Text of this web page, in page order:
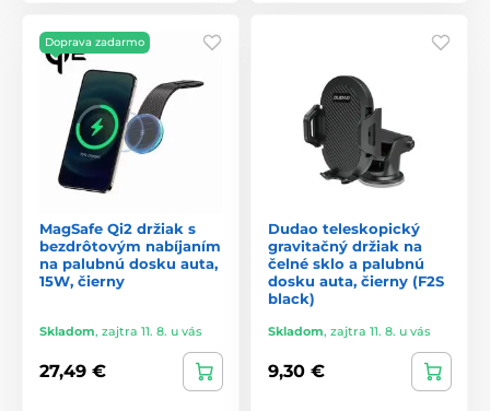
Doprava zadarmo
MagSafe Qi2 držiak s
bezdrôtovým nabíjaním
na palubnú dosku auta,
15W, čierny
Skladom, zajtra 11. 8. u vás
27,49 €
Dudao teleskopický
gravitačný držiak na
čelné sklo a palubnú
dosku auta, čierny (F2S
black)
Skladom, zajtra 11. 8. u vás
9,30 €